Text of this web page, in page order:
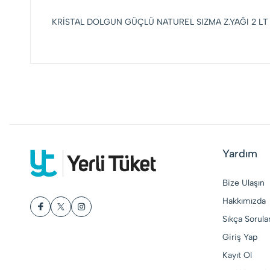
KRİSTAL DOLGUN GÜÇLÜ NATUREL SIZMA Z.YAĞI 2 LT
Yardım
Bize Ulaşın
Hakkımızda
Sıkça
Giriş Yap
Kayıt Ol